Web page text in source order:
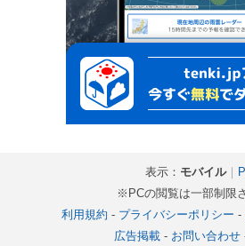
表示： モバイル｜
※PCの閲覧は一部制限
利用規約 - プライバシーポリシー -
広告掲載- お問い合わせ